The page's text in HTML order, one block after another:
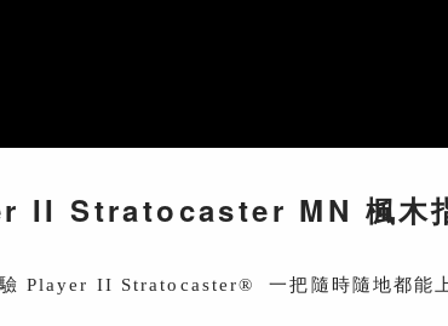
II Stratocaster MN 楓木
Player II Stratocaster® 一把隨時隨地都能